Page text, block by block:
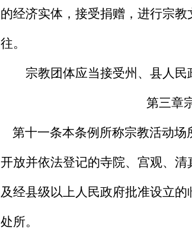
的经济实体，接受捐赠，进行宗
往。
宗教团体应当接受州、县人民
第三章
第十一条本条例所称宗教活动场
开放并依法登记的寺院、宫观、
及经县级以上人民政府批准设立的
处所。